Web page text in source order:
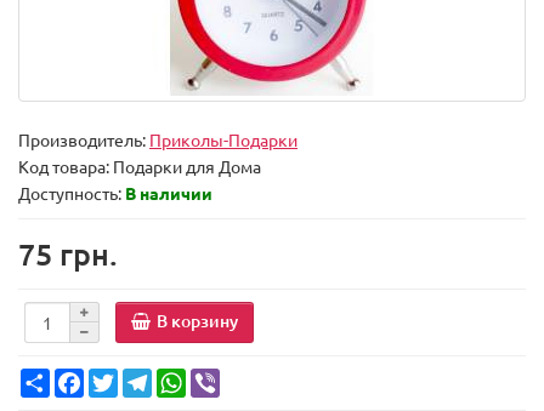
Производитель: Приколы-Подарки
Код товара: Подарки для Дома
Доступность: В наличии
75 грн.
В корзину
Share FacebookTwitterTelegramWhatsApp